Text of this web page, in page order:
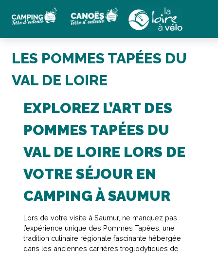
LES POMMES TAPÉES DU
VAL DE LOIRE
EXPLOREZ L’ART DES
POMMES TAPÉES DU
VAL DE LOIRE LORS DE
VOTRE SÉJOUR EN
CAMPING À SAUMUR
Lors de votre visite à Saumur, ne manquez pas
l’expérience unique des Pommes Tapées, une
tradition culinaire régionale fascinante hébergée
dans les anciennes carrières troglodytiques de